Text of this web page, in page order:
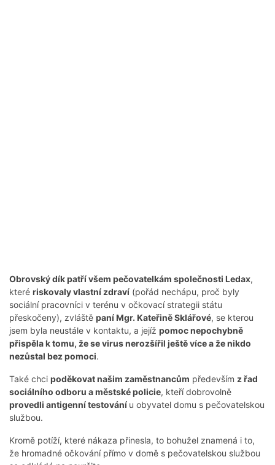
Obrovský dík patří všem pečovatelkám společnosti Ledax,
které riskovaly vlastní zdraví (pořád nechápu, proč byly
sociální pracovníci v terénu v očkovací strategii státu
přeskočeny), zvláště paní Mgr. Kateřině Sklářové, se kterou
jsem byla neustále v kontaktu, a jejíž pomoc nepochybně
přispěla k tomu, že se virus nerozšířil ještě více a že nikdo
nezůstal bez pomoci.
Také chci poděkovat našim zaměstnancům především z řad
sociálního odboru a městské policie, kteří dobrovolně
provedli antigenní testování u obyvatel domu s pečovatelskou
službou.
Kromě potíží, které nákaza přinesla, to bohužel znamená i to,
že hromadné očkování přímo v domě s pečovatelskou službou